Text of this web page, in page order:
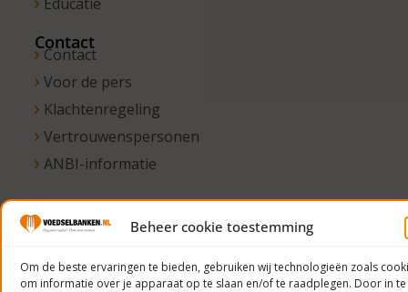
Beheer cookie toestemming
Om de beste ervaringen te bieden, gebruiken wij technologieën zoals
om informatie over je apparaat op te slaan en/of te raadplegen. Door in te
Contact
Contact
Voor de pers
Klachtenregeling
Vertrouwenspersonen
ANBI-informatie
Voedselbanken